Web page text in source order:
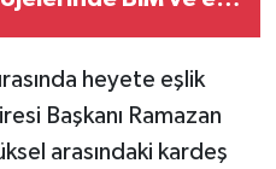
heyete eşlik
Başkanı Ramazan
arasındaki kardeş